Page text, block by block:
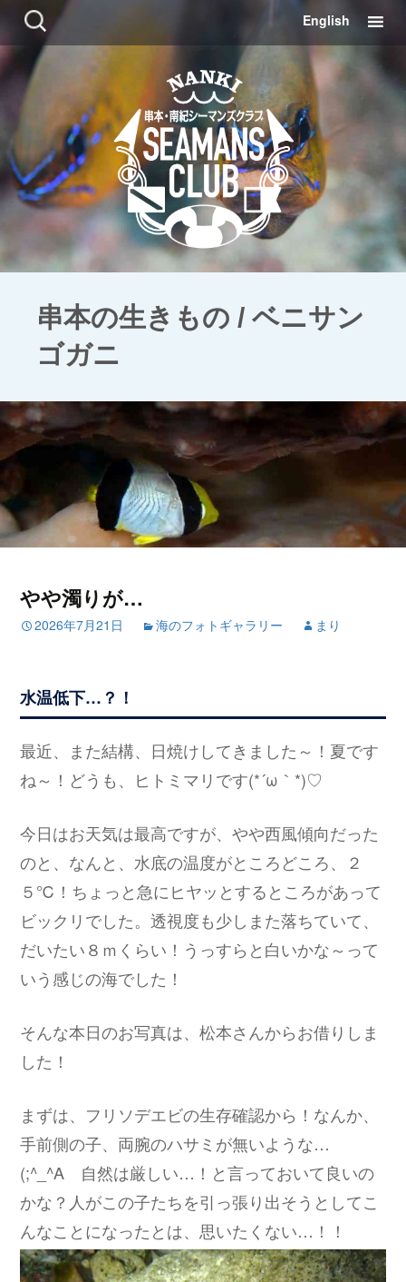
検
索:
コ
ン
ツ
に
English
串本の生きもの / ベニサン
ゴガニ
やや濁りが…
2026年7月21日 海のフォトギャラリー まり
水温低下…？！
最近、また結構、日焼けしてきました～！夏です
ね～！どうも、ヒトミマリです(*´ω｀*)♡
今日はお天気は最高ですが、やや西風傾向だった
のと、なんと、水底の温度がところどころ、２
５℃！ちょっと急にヒヤッとするところがあって
ビックリでした。透視度も少しまた落ちていて、
だいたい８ｍくらい！うっすらと白いかな～って
いう感じの海でした！
そんな本日のお写真は、松本さんからお借りしま
した！
まずは、フリソデエビの生存確認から！なんか、
手前側の子、両腕のハサミが無いような…
(;^_^A 自然は厳しい…！と言っておいて良いの
かな？人がこの子たちを引っ張り出そうとしてこ
んなことになったとは、思いたくない…！！